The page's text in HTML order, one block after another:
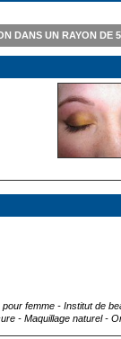
DANS UN RAYON
femme - Institut de
- Maquillage naturel -